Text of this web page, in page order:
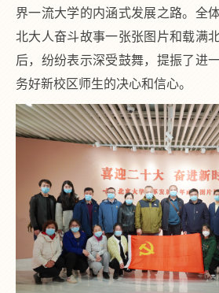
界一流大学的内涵式发展之路。全
北大人奋斗故事一张张图片和载满
后，纷纷表示深受鼓舞，提振了进
务好新校区师生的决心和信心。